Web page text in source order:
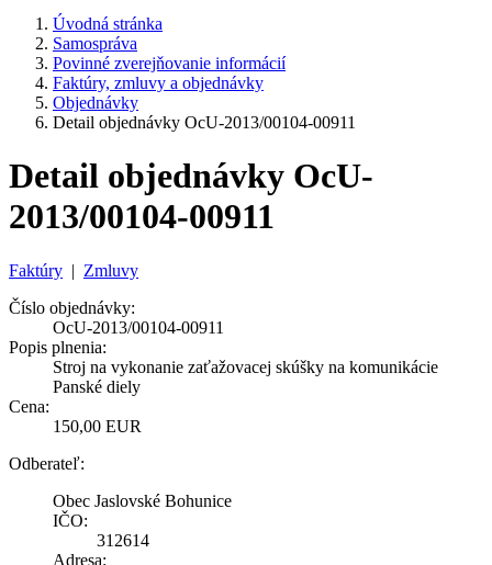
Úvodná stránka
Samospráva
Povinné zverejňovanie informácií
Faktúry, zmluvy a objednávky
Objednávky
Detail objednávky OcU-2013/00104-00911
Detail objednávky OcU-
2013/00104-00911
Faktúry | Zmluvy
Číslo objednávky:
OcU-2013/00104-00911
Popis plnenia:
Stroj na vykonanie zaťažovacej skúšky na komunikácie
Panské diely
Cena:
150,00 EUR
Odberateľ:
Obec Jaslovské Bohunice
IČO:
312614
Adresa: